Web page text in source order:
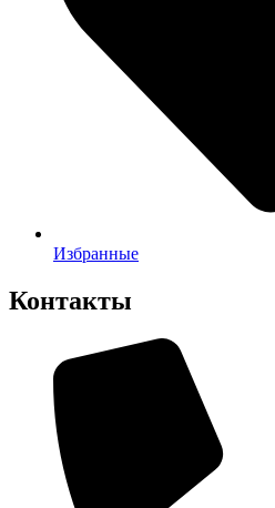
Избранные
Контакты